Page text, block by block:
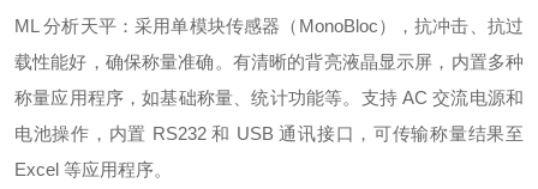
ML 分析天平：采用单模块传感器（MonoBloc），抗冲击、抗过
载性能好，确保称量准确。有清晰的背亮液晶显示屏，内置多种
称量应用程序，如基础称量、统计功能等。支持 AC 交流电源和
电池操作，内置 RS232 和 USB 通讯接口，可传输称量结果至
Excel 等应用程序。